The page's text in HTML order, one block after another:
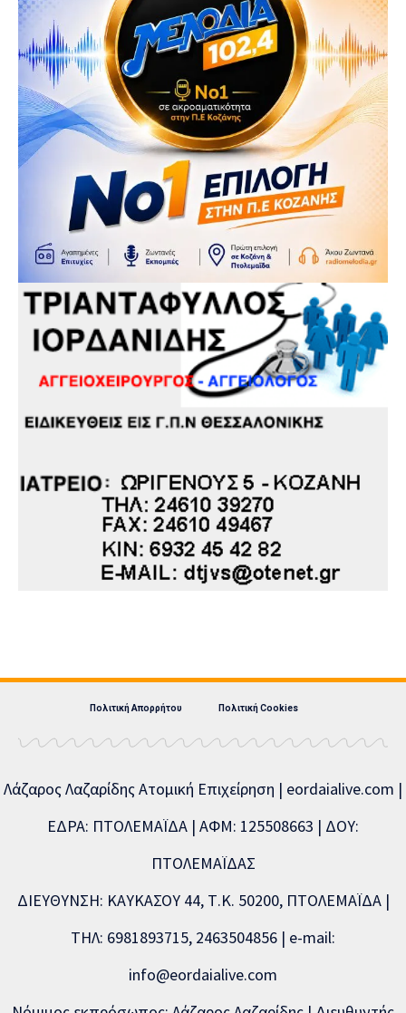
Πολιτική Απορρήτου Πολιτική Cookies
Λάζαρος Λαζαρίδης Ατομική Επιχείρηση | eordaialive.com |
ΕΔΡΑ: ΠΤΟΛΕΜΑΪΔΑ | ΑΦΜ: 125508663 | ΔΟΥ:
ΠΤΟΛΕΜΑΪΔΑΣ
ΔΙΕΥΘΥΝΣΗ: ΚΑΥΚΑΣΟΥ 44, Τ.Κ. 50200, ΠΤΟΛΕΜΑΪΔΑ |
ΤΗΛ: 6981893715, 2463504856 | e-mail:
info@eordaialive.com